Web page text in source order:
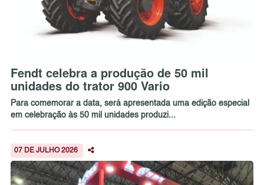
Fendt celebra a produção de 50 mil
unidades do trator 900 Vario
Para comemorar a data, será apresentada uma edição especial
em celebração às 50 mil unidades produzi...
07 DE JULHO 2026